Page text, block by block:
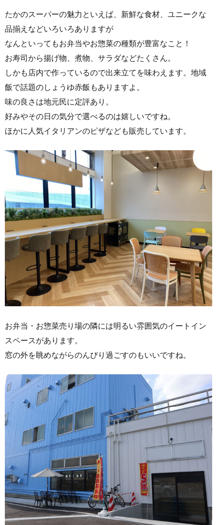
たかのスーパーの魅力といえば、新鮮な食材、ユニークな
品揃えなどいろいろありますが
なんといってもお弁当やお惣菜の種類が豊富なこと！
お寿司から揚げ物、煮物、サラダなどたくさん。
しかも店内で作っているので出来立てを味わえます。地域
飯で話題のしょうゆ赤飯もありますよ。
味の良さは地元民に定評あり。
好みやその日の気分で選べるのは嬉しいですね。
ほかに人気イタリアンのピザなども販売しています。
お弁当・お惣菜売り場の隣には明るい雰囲気のイートイン
スペースがあります。
窓の外を眺めながらのんびり過ごすのもいいですね。